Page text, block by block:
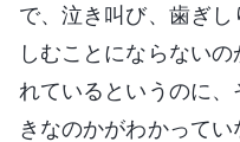
で、泣き叫び、歯ぎ
しむことにならない
れているというのに
きなのかがわかって